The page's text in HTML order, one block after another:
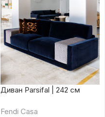
Диван Parsifal | 242 см
Fendi Casa